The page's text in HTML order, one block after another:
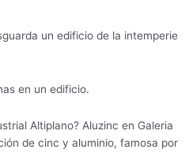
un edificio de la intemperie
en un edificio.
Altiplano? Aluzinc en Galeria
de cinc y aluminio, famosa por